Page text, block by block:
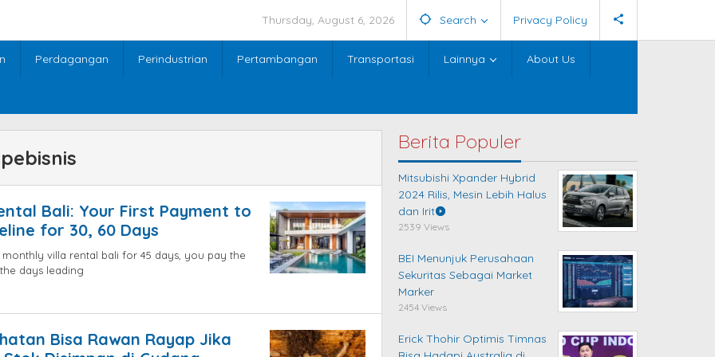
Thursday, August 6, 2026 Search Privacy Policy
Perdagangan Perindustrian Pertambangan Transportasi Lainnya About Us
Bali: Your First Payment to
for 30, 60 Days
villa rental bali for 45 days, you pay the
days leading
Bisa Rawan Rayap Jika
Berita Populer
Mitsubishi Xpander Hybrid
2024 Rilis, Mesin Lebih Halus
dan Irit
2539 Views
BEI Menunjuk Perusahaan
Sekuritas Sebagai Market
Marker
2454 Views
Erick Thohir Optimis Timnas